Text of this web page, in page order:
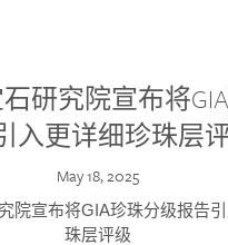
研究院宣布将
入更详细珍珠层评
May 18, 2025
院宣布将GIA珍珠分级报告
珠层评级